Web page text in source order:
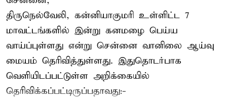
திருநெல்வேலி, கன்னியாகுமரி உள்ளிட்ட 7
மாவட்டங்களில் இன்று கனமழை பெய்ய
வாய்ப்புள்ளது என்று சென்னை வானிலை ஆய்வு
மையம் தெரிவித்துள்ளது. இதுதொடர்பாக
வெளியிடப்பட்டுள்ள அறிக்கையில்
தெரிவிக்கப்பட்டிருப்பதாவது:-